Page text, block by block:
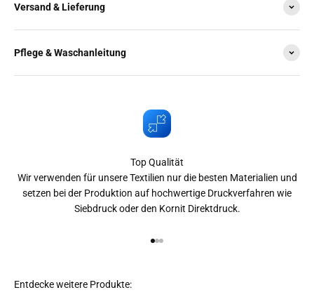
Versand & Lieferung
Pflege & Waschanleitung
Top Qualität
Wir verwenden für unsere Textilien nur die besten Materialien und
setzen bei der Produktion auf hochwertige Druckverfahren wie
Siebdruck oder den Kornit Direktdruck.